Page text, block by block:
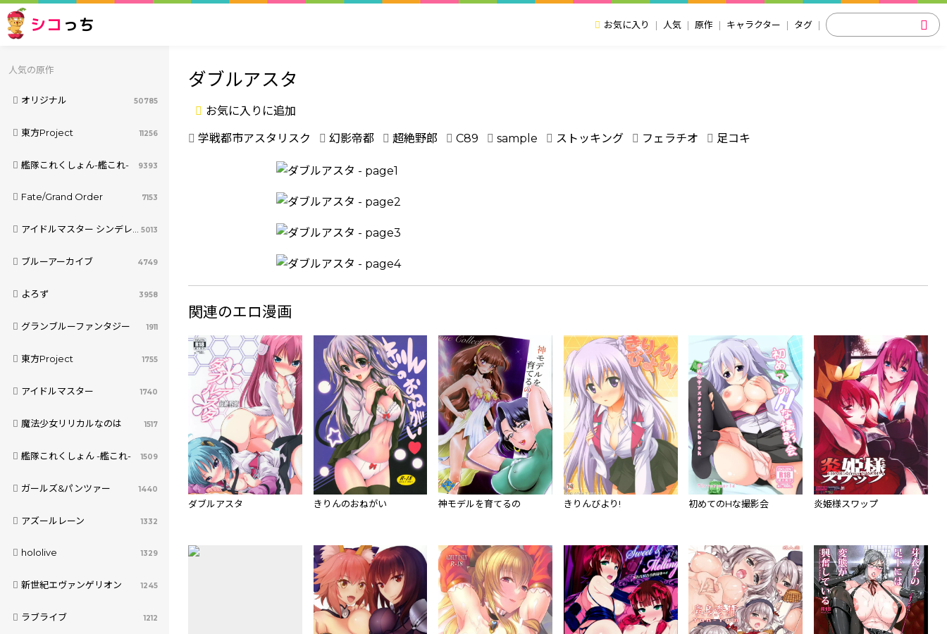
シコ っち お気に入り 人気 原作 キャラクター タグ
人気の原作
オリジナル 50785
東方Project 11256
艦隊これくしょん-艦これ- 9393
Fate/Grand Order 7153
アイドルマスター シンデレラガールズ 5013
ブルーアーカイブ 4749
よろず 3958
グランブルーファンタジー 1911
東方Project 1755
アイドルマスター 1740
魔法少女リリカルなのは 1517
艦隊これくしょん -艦これ- 1509
ガールズ&パンツァー 1440
アズールレーン 1332
hololive 1329
新世紀エヴァンゲリオン 1245
ラブライブ 1212
ダブルアスタ
お気に入りに追加
学戦都市アスタリスク 幻影帝都 超絶野郎 C89 sample ストッキング フェラチオ 足コキ
関連のエロ漫画
ダブルアスタ きりんのおねがい 神モデルを育てるの きりんびより! 初めてのHな撮影会 炎姫様スワップ